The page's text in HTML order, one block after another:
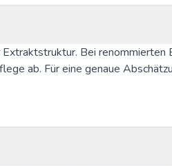
Bei renommierten
ab. Für eine genaue